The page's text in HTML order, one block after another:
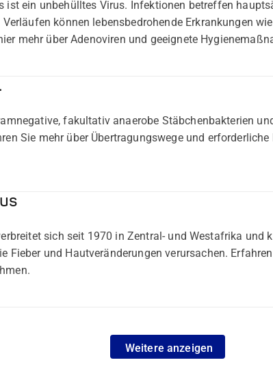
ist ein unbehülltes Virus. Infektionen betreffen
können lebensbedrohende Erkrankungen
mehr über Adenoviren und geeignete
fakultativ anaerobe Stäbchenbakterien
Sie mehr über Übertragungswege und
sich seit 1970 in Zentral- und Westafrika und
Fieber und Hautveränderungen verursachen.
Weitere anzeigen